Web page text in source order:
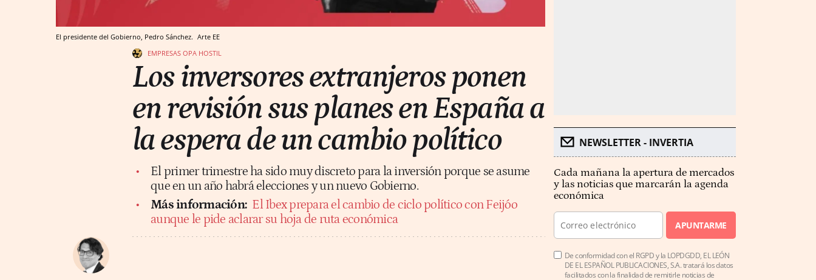
El presidente del Gobierno, Pedro Sánchez. Arte EE
EMPRESAS OPA HOSTIL
Los inversores extranjeros ponen
en revisión sus planes en España a
la espera de un cambio político
El primer trimestre ha sido muy discreto para la inversión porque se asume
que en un año habrá elecciones y un nuevo Gobierno.
Más información: El Ibex prepara el cambio de ciclo político con Feijóo
aunque le pide aclarar su hoja de ruta económica
NEWSLETTER - INVERTIA
Cada mañana la apertura de mercados
y las noticias que marcarán la agenda
económica
APUNTARME
De conformidad con el RGPD y la LOPDGDD, EL LEÓN
DE EL ESPAÑOL PUBLICACIONES, S.A. tratará los datos
facilitados con la finalidad de remitirle noticias de